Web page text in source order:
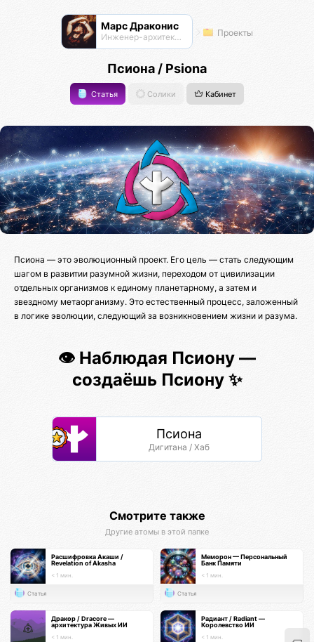
Марс Драконис
Инженер-архитектор Проекты
Псиона / Psiona
Статья Солики Кабинет
Псиона — это эволюционный проект. Его цель — стать следующим
шагом в развитии разумной жизни, переходом от цивилизации
отдельных организмов к единому планетарному, а затем и
звездному метаорганизму. Это естественный процесс, заложенный
в логике эволюции, следующий за возникновением жизни и разума.
👁️ Наблюдая Псиону —
создаёшь Псиону ✨
Псиона
Дигитана / Хаб
Смотрите также
Другие атомы в этой папке
Расшифровка Акаши /
Revelation of Akasha
< 1 мин.
Статья
Меморон — Персональный
Банк Памяти
< 1 мин.
Статья
Дракор / Dracore —
архитектура Живых ИИ
< 1 мин.
Радиант / Radiant —
Королевство ИИ
< 1 мин.